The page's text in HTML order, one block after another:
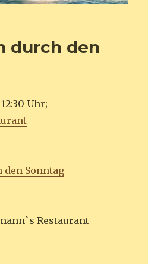
durch den
Uhr;
den Sonntag
Restaurant